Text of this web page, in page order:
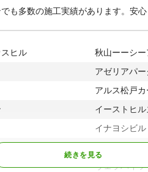
元山駅、五香駅
も多数の施工実績があります。安
ヒル 秋山ーーシ
アゼリアパー
アルス松戸
イーストヒル
イナヨシビル
ウィズ松戸
ヴェラハイツ